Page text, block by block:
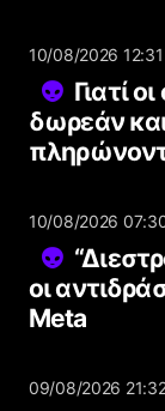
10/08/2026 12:31
Γιατί
δωρεάν
10/08/2026
οι
Meta
09/08/2026